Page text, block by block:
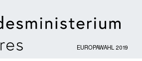
EUROPAWAHL 2019